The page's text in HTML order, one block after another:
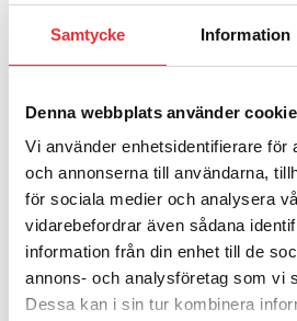
Samtycke Information
Denna webbplats använder
Vi använder enhetsidentifierare för
och annonserna till användarna,
för sociala medier och analysera
vidarebefordrar även sådana
information från din enhet till de
annons- och analysföretag som vi
Dessa kan i sin tur kombinera
Nu tillgänglig med 2-, 4- eller 6-
Dobermann SW-GP
Självkörande fodervagn/
kapacitet från STORTI
DOBERMANN SW-GP är
designats med avsikt för
biogasanläggningar, där
slitage verkligen är tungt,